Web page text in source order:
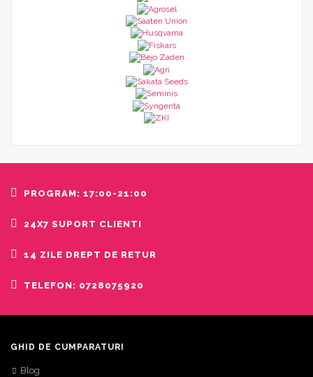
PROGRAM: 17:00-21:00
24X7 SUPORT CLIENTI
14 ZILE DREPT DE RETUR
TELEFON: 0728075920
GHID DE CUMPARATURI
Blog